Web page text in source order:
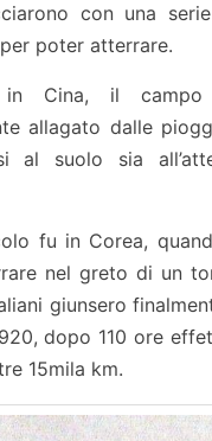
con una
poter atterrare.
in Cina, il
allagato dalle
al suolo sia
fu in Corea,
nel greto di un
giunsero
dopo 110 ore
15mila km.